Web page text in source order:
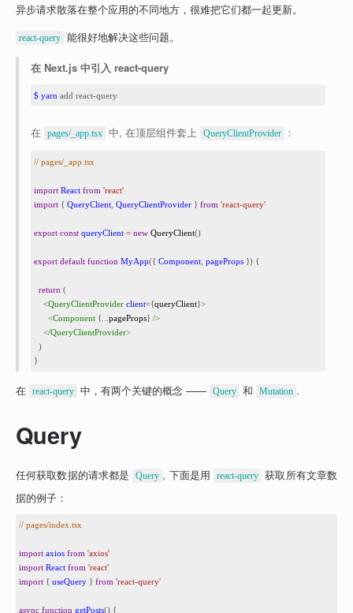
异步请求散落在整个应用的不同地方，很难把它们都一起更新。
react-query 能很好地解决这些问题。
在 Next.js 中引入 react-query
$ yarn add react-query
在 pages/_app.tsx 中, 在顶层组件套上 QueryClientProvider ：
// pages/_app.tsx
import React from 'react'
import { QueryClient QueryClientProvider } from 'react-query'
export const queryClient = new QueryClient()
export default function MyApp({ Component pageProps }) {
return (
<QueryClientProvider client={queryClient}>
<Component { pageProps} />
</QueryClientProvider>
)
}
在 react-query 中，有两个关键的概念 —— Query 和 Mutation .
Query
任何获取数据的请求都是 Query , 下面是用 react-query 获取所有文章数
据的例子：
// pages/index.tsx
import axios from 'axios'
import React from 'react'
import { useQuery } from 'react-query'
async function getPosts() {